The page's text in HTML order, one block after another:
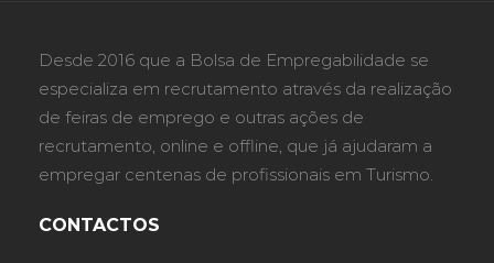
Desde 2016 que a Bolsa de Empregabilidade se
especializa em recrutamento através da realização
de feiras de emprego e outras ações de
recrutamento, online e offline, que já ajudaram a
empregar centenas de profissionais em Turismo.
CONTACTOS